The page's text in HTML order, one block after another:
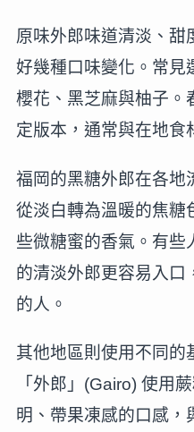
原味外郎味道清淡、甜
好幾種口味變化。常見
櫻花、黑芝麻與柚子。
定版本，通常與在地食
福岡的黑糖外郎在各地
從淡白轉為溫暖的焦糖
些微糖蜜的香氣。有些
的清淡外郎更容易入口
的人。
其他地區則使用不同的
「外郎」(Gairo) 使用
明、帶果凍感的口感，